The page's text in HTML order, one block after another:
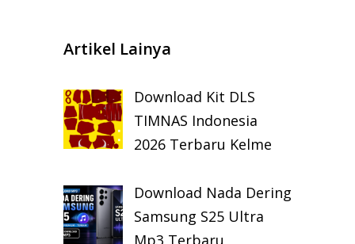
Artikel Lainya
Download Kit DLS
TIMNAS Indonesia
2026 Terbaru Kelme
Download Nada Dering
Samsung S25 Ultra